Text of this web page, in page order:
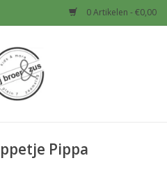
0 Artikelen - €0,00
Pippa